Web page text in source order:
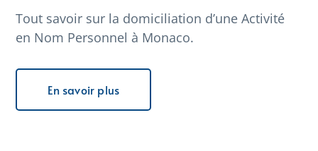
Tout savoir sur la domiciliation d’une Activité
en Nom Personnel à Monaco.
En savoir plus